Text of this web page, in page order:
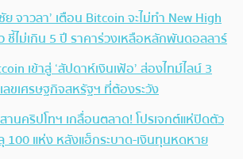
ย จาวลา’ เตือน Bitcoin จะไม่ทำ New High
ชี้ไม่เกิน 5 ปี ราคาร่วงเหลือหลักพันดอลลาร์
เข้าสู่ ‘สัปดาห์เงินเฟ้อ’ ส่องไทม์ไลน์ 3
ลขเศรษฐกิจสหรัฐฯ ที่ต้องระวัง
านคริปโทฯ เกลื่อนตลาด! โปรเจกต์แห่ปิดตัว
100 แห่ง หลังแฮ็กระบาด-เงินทุนหดหาย